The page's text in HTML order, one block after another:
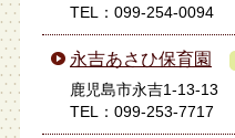
TEL：099-254-0094
永吉あさひ保育園
鹿児島市永吉1-13-13
TEL：099-253-7717